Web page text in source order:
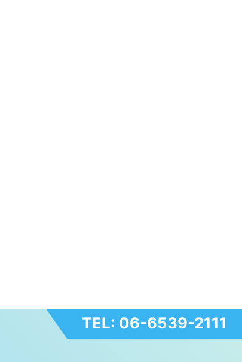
TEL: 06-6539-2111